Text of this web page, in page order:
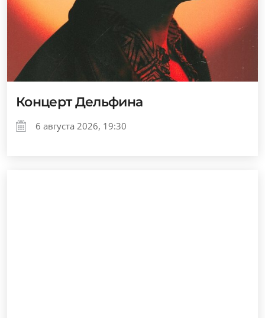
Концерт Дельфина
6 августа 2026, 19:30